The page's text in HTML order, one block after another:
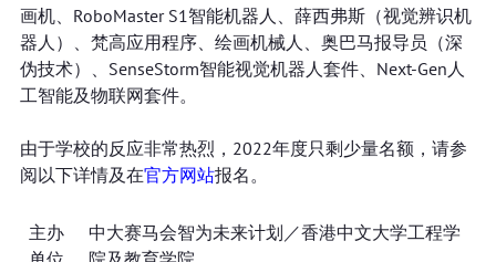
画机、RoboMaster S1智能机器人、薛西弗斯（视觉辨识机
器人）、梵高应用程序、绘画机械人、奥巴马报导员（深
伪技术）、SenseStorm智能视觉机器人套件、Next-Gen人
工智能及物联网套件。
由于学校的反应非常热烈，2022年度只剩少量名额，请参
阅以下详情及在官方网站报名。
主办
中大赛马会智为未来计划／香港中文大学工程学